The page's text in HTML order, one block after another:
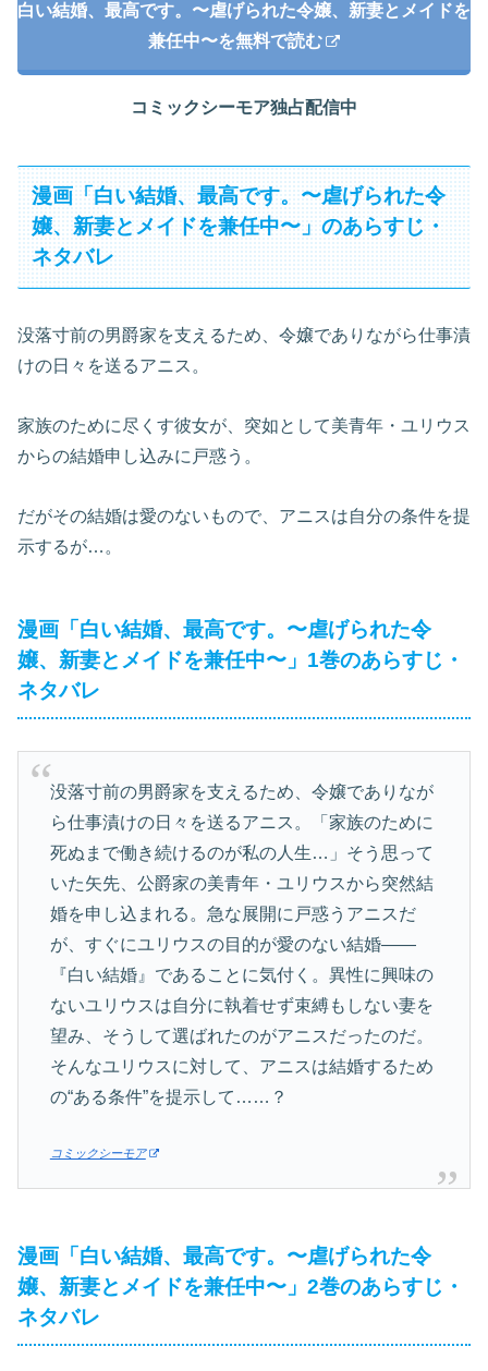
白い結婚、最高です。〜虐げられた令嬢、新妻とメイドを
兼任中〜を無料で読む
コミックシーモア独占配信中
漫画「白い結婚、最高です。〜虐げられた令
嬢、新妻とメイドを兼任中〜」のあらすじ・
ネタバレ
没落寸前の男爵家を支えるため、令嬢でありながら仕事漬
けの日々を送るアニス。
家族のために尽くす彼女が、突如として美青年・ユリウス
からの結婚申し込みに戸惑う。
だがその結婚は愛のないもので、アニスは自分の条件を提
示するが…。
漫画「白い結婚、最高です。〜虐げられた令
嬢、新妻とメイドを兼任中〜」1巻のあらすじ・
ネタバレ
没落寸前の男爵家を支えるため、令嬢でありなが
ら仕事漬けの日々を送るアニス。「家族のために
死ぬまで働き続けるのが私の人生…」そう思って
いた矢先、公爵家の美青年・ユリウスから突然結
婚を申し込まれる。急な展開に戸惑うアニスだ
が、すぐにユリウスの目的が愛のない結婚——
『白い結婚』であることに気付く。異性に興味の
ないユリウスは自分に執着せず束縛もしない妻を
望み、そうして選ばれたのがアニスだったのだ。
そんなユリウスに対して、アニスは結婚するため
の“ある条件”を提示して……？
コミックシーモア
漫画「白い結婚、最高です。〜虐げられた令
嬢、新妻とメイドを兼任中〜」2巻のあらすじ・
ネタバレ